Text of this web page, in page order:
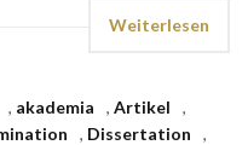
Weiterlesen
, akademia , Artikel
,
, Dissertation
,